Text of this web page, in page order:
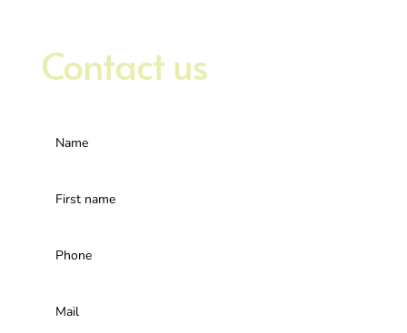
Contact us